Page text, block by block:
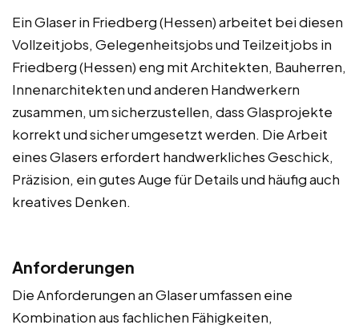
Ein Glaser in Friedberg (Hessen) arbeitet bei diesen
Vollzeitjobs, Gelegenheitsjobs und Teilzeitjobs in
Friedberg (Hessen) eng mit Architekten, Bauherren,
Innenarchitekten und anderen Handwerkern
zusammen, um sicherzustellen, dass Glasprojekte
korrekt und sicher umgesetzt werden. Die Arbeit
eines Glasers erfordert handwerkliches Geschick,
Präzision, ein gutes Auge für Details und häufig auch
kreatives Denken.
Anforderungen
Die Anforderungen an Glaser umfassen eine
Kombination aus fachlichen Fähigkeiten,